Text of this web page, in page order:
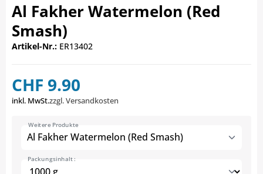
Al Fakher Watermelon (Red
Smash)
Artikel-Nr.: ER13402
CHF 9.90
inkl. MwSt.zzgl. Versandkosten
Al Fakher Watermelon (Red Smash)
Weitere Produkte
Packungsinhalt :